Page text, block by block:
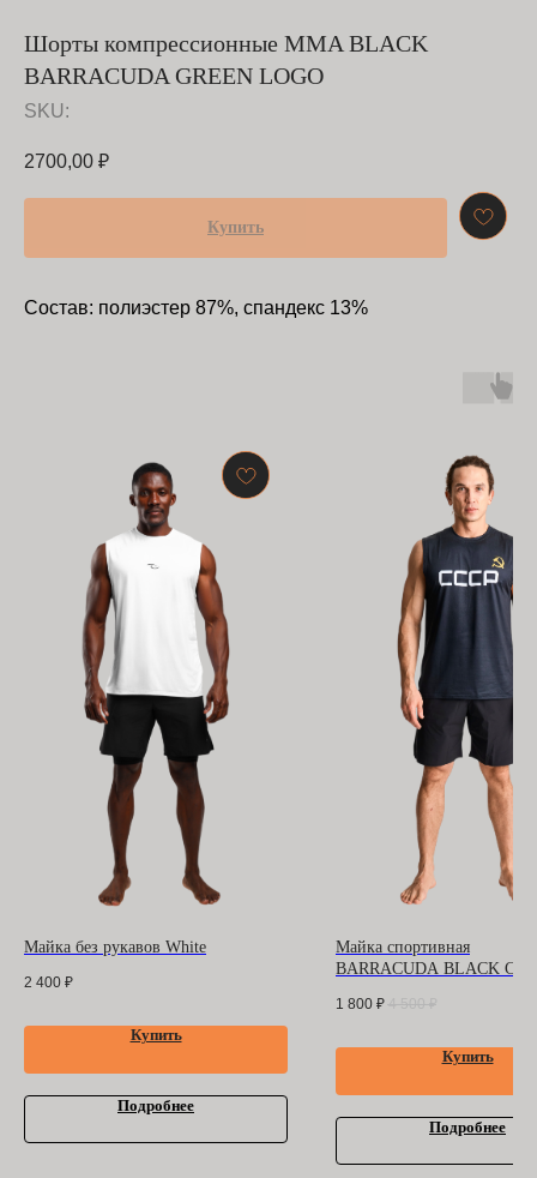
Шорты компрессионные MMA BLACK
BARRACUDA GREEN LOGO
SKU:
2700,00 ₽
Купить
Состав: полиэстер 87%, спандекс 13%
Майка без рукавов White
2 400 ₽
Купить
Подробнее
Майка спортивная
BARRACUDA BLACK
1 800 ₽
Купить
Подробнее
ООО "БАРРАКУДА"
ИНН: 3702198396
ОГРН 1183702008489
иполитика
конфиденциальности
Помощь покупателю
БАРРАКУДА